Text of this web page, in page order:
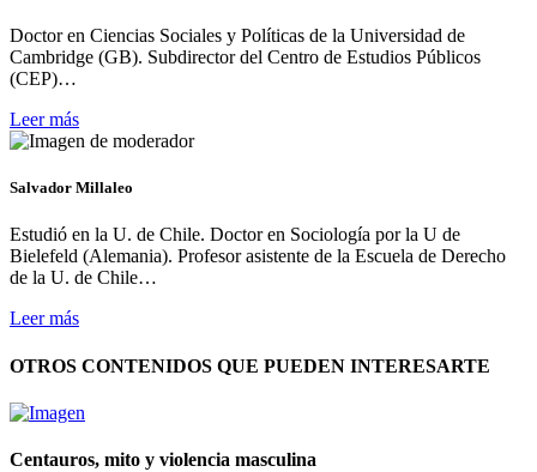
Doctor en Ciencias Sociales y Políticas de la Universidad de
Cambridge (GB). Subdirector del Centro de Estudios Públicos
(CEP)…
Leer más
Salvador Millaleo
Estudió en la U. de Chile. Doctor en Sociología por la U de
Bielefeld (Alemania). Profesor asistente de la Escuela de Derecho
de la U. de Chile…
Leer más
OTROS CONTENIDOS QUE PUEDEN INTERESARTE
Centauros, mito y violencia masculina